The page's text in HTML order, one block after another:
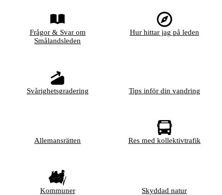
Frågor & Svar om
Smålandsleden
Hur hittar jag på leden
Svårighetsgradering Tips inför din vandring
Allemansrätten Res med kollektivtrafik
Kommuner Skyddad natur